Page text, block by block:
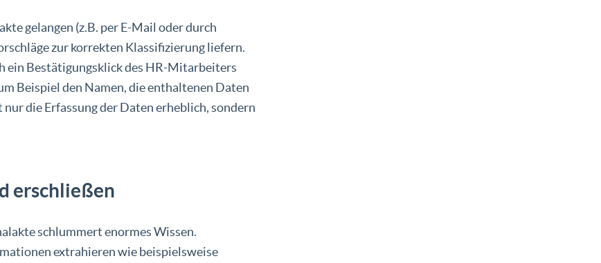
gelangen (z.B. per E-Mail oder durch
zur korrekten Klassifizierung liefern.
ein Bestätigungsklick des HR-Mitarbeiters
Beispiel den Namen, die enthaltenen Daten
die Erfassung der Daten erheblich, sondern
erschließen
schlummert enormes Wissen.
extrahieren wie beispielsweise